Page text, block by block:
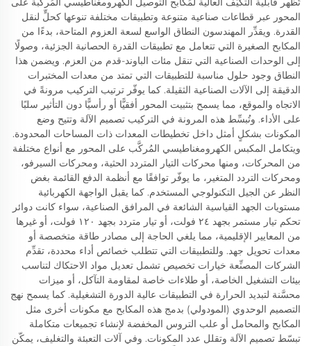
المحور عبر قطاعات صناعية متنوعة وتطبيقات مختلفة تنوعها كحلٍّ لنقل
القدرة. ويقدِّر المهندسون النطاق الواسع لسعة العزوم المتاحة، بدءًا من
المكابح الصغيرة التي تتعامل مع تطبيقات القدرة الحصانية الجزئية، وصولًا
إلى الوحدات الصناعية التي تنقل مئات الباوند-قدم من العزم. ويضمن هذا
النطاق وجود حلول مناسبة للتطبيقات التي تمتد من معدات المختبرات
الدقيقة إلى الآلات الصناعية الثقيلة. كما يوفّر ترتيب التركيب مرونةً في
الاتجاه والموقع، مما يسمح بتثبيت المحور أفقيًّا أو رأسيًّا دون التأثير سلبًا
على الأداء. وتُبسِّط هذه المرونة في التركيب تصميم الآلة وتتيح وضع
المكونات بشكلٍ أمثل داخل تخطيطات المعدات ذات المساحات المحدودة.
ويتكامل المكبس الكهرومغناطيسي المُركَّب على المحور مع أنواع مختلفة
من المحركات، ومنها محركات التيار المتردد الحثية، ومحركات السيرفو،
ومحركات التردد المتغير، ما يوفّر توافقًا مع أنظمة الدفع القائمة بغض
النظر عن الجيل التكنولوجي المستخدم. كما يقبل الواجهة الكهربائية
مستويات الجهد القياسية الشائعة في المرافق الصناعية، سواء كانت دوائر
تحكم تيار مستمر بجهد ٢٤ فولت، أو تيار متردد بجهد ١٢٠ فولت، أو غيرها
من المعايير الإقليمية، مما يلغي الحاجة إلى مصادر طاقة متخصصة أو
معدات تحويل جهد. وللتطبيقات التي تتطلب خصائص أداء محددة، تقدِّم
الشركات المصنِّعة خيارات تخصيص تشمل تعديل مواد الاحتكاك لتناسب
بيئات التشغيل الخاصة، أو طلاءات خاصة لمقاومة التآكل، أو ميزات
محسَّنة لتبديد الحرارة في التطبيقات عالية الدورة التشغيلية. كما يسمح نهج
التصميم الوحدوي (المودولي) بدمج هذه المكابح مع مكونات أخرى مثل
المكابح والمحامل أو علب التروس المخفضة لإنشاء تجميعات متكاملة
تبسّط تصميم الآلة وتقلل عدد المكونات. وفي آلات التعبئة والتغليف، يمكّن